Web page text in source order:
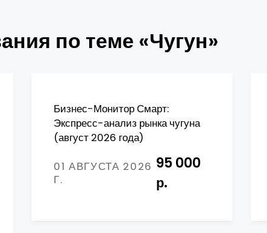
по теме «Чугун»
Бизнес-Монитор Смарт:
Экспресс-анализ рынка чугуна
(август 2026 года)
01 АВГУСТА 2026
Г.
95 000
р.